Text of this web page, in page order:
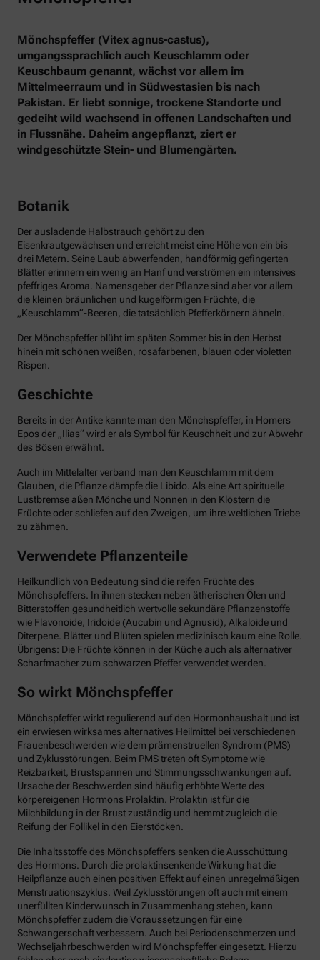
Mönchspfeffer (Vitex agnus-castus),
umgangssprachlich auch Keuschlamm oder
Keuschbaum genannt, wächst vor allem im
Mittelmeerraum und in Südwestasien bis nach
Pakistan. Er liebt sonnige, trockene Standorte und
gedeiht wild wachsend in offenen Landschaften und
in Flussnähe. Daheim angepflanzt, ziert er
windgeschützte Stein- und Blumengärten.
Botanik
Der ausladende Halbstrauch gehört zu den
Eisenkrautgewächsen und erreicht meist eine Höhe von ein bis
drei Metern. Seine Laub abwerfenden, handförmig gefingerten
Blätter erinnern ein wenig an Hanf und verströmen ein intensives
pfeffriges Aroma. Namensgeber der Pflanze sind aber vor allem
die kleinen bräunlichen und kugelförmigen Früchte, die
„Keuschlamm“-Beeren, die tatsächlich Pfefferkörnern ähneln.
Der Mönchspfeffer blüht im späten Sommer bis in den Herbst
hinein mit schönen weißen, rosafarbenen, blauen oder violetten
Rispen.
Geschichte
Bereits in der Antike kannte man den Mönchspfeffer, in Homers
Epos der „Ilias“ wird er als Symbol für Keuschheit und zur Abwehr
des Bösen erwähnt.
Auch im Mittelalter verband man den Keuschlamm mit dem
Glauben, die Pflanze dämpfe die Libido. Als eine Art spirituelle
Lustbremse aßen Mönche und Nonnen in den Klöstern die
Früchte oder schliefen auf den Zweigen, um ihre weltlichen Triebe
zu zähmen.
Verwendete Pflanzenteile
Heilkundlich von Bedeutung sind die reifen Früchte des
Mönchspfeffers. In ihnen stecken neben ätherischen Ölen und
Bitterstoffen gesundheitlich wertvolle sekundäre Pflanzenstoffe
wie Flavonoide, Iridoide (Aucubin und Agnusid), Alkaloide und
Diterpene. Blätter und Blüten spielen medizinisch kaum eine Rolle.
Übrigens: Die Früchte können in der Küche auch als alternativer
Scharfmacher zum schwarzen Pfeffer verwendet werden.
So wirkt Mönchspfeffer
Mönchspfeffer wirkt regulierend auf den Hormonhaushalt und ist
ein erwiesen wirksames alternatives Heilmittel bei verschiedenen
Frauenbeschwerden wie dem prämenstruellen Syndrom (PMS)
und Zyklusstörungen. Beim PMS treten oft Symptome wie
Reizbarkeit, Brustspannen und Stimmungsschwankungen auf.
Ursache der Beschwerden sind häufig erhöhte Werte des
körpereigenen Hormons Prolaktin. Prolaktin ist für die
Milchbildung in der Brust zuständig und hemmt zugleich die
Reifung der Follikel in den Eierstöcken.
Die Inhaltsstoffe des Mönchspfeffers senken die Ausschüttung
des Hormons. Durch die prolaktinsenkende Wirkung hat die
Heilpflanze auch einen positiven Effekt auf einen unregelmäßigen
Menstruationszyklus. Weil Zyklusstörungen oft auch mit einem
unerfüllten Kinderwunsch in Zusammenhang stehen, kann
Mönchspfeffer zudem die Voraussetzungen für eine
Schwangerschaft verbessern. Auch bei Periodenschmerzen und
Wechseljahrbeschwerden wird Mönchspfeffer eingesetzt. Hierzu